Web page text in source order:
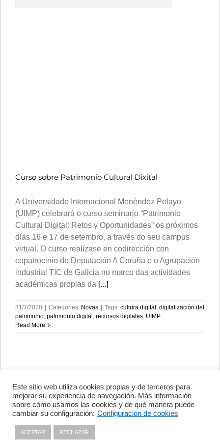
Curso sobre Patrimonio Cultural Dixital
A Universidade Internacional Menéndez Pelayo
(UIMP) celebrará o curso seminario “Patrimonio
Cultural Digital: Retos y Oportunidades” os próximos
días 16 e 17 de setembro, a través do seu campus
virtual. O curso realízase en codirección con
copatrocinio de Deputación A Coruña e o Agrupación
industrial TIC de Galicia no marco das actividades
académicas propias da [...]
31/7/2020 | Categories: Novas | Tags: cultura digital digitalización del
patrimonio patrimonio digital recursos digitales UIMP
Read More
Avenida de Vigo, s/n 15705
Santiago de Compostela, A
Coruña, España
+34 981 56 98 10
Este sitio web utiliza cookies propias y de terceros para
mejorar su experiencia de navegación. Más información
sobre cómo usamos las cookies y de qué manera puede
cambiar su configuración: Configuración de cookies
ACEPTAR RECHAZAR